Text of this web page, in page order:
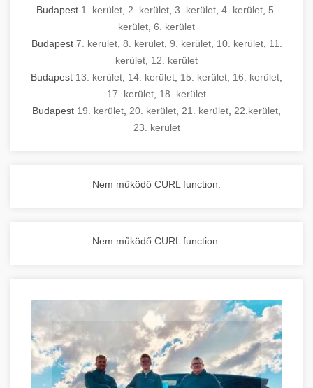
Budapest 1. kerület 2. kerület 3. kerület 4. kerület 5.
kerület 6. kerület
Budapest 7. kerület, 8. kerület, 9. kerület, 10. kerület, 11.
kerület 12. kerület
Budapest 13. kerület 14. kerület 15. kerület 16. kerület
17. kerület 18. kerület
Budapest 19. kerület 20. kerület 21. kerület 22.kerület
23. kerület
Nem működő CURL function.
Nem működő CURL function.